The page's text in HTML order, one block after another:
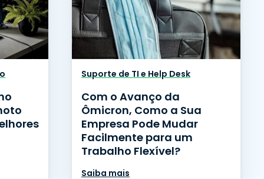
Suporte de TI e Help Desk
Com o Avanço da
Ômicron, Como a Sua
Empresa Pode Mudar
Facilmente para um
Trabalho Flexível?
Saiba mais